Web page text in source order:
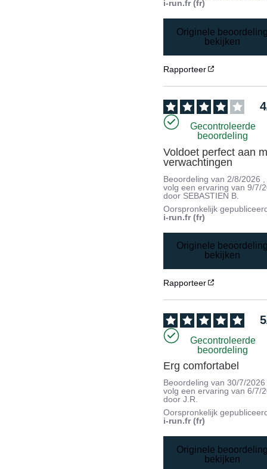
i-run.fr (fr)
Originele
bekijken
Rapporteer
4
Gecontroleerde
beoordeling
Voldoet perfect aan
verwachtingen
Beoordeling van 2/8/2026
volg een ervaring van9/7/
door SEBASTIEN B.
Oorspronkelijk
i-run.fr (fr)
Originele
bekijken
Rapporteer
5
Gecontroleerde
beoordeling
Erg comfortabel
Beoordeling van30/7/2026
volg een ervaring van6/7/
doorJ.R.
Oorspronkelijk
i-run.fr (fr)
Originele
bekijken